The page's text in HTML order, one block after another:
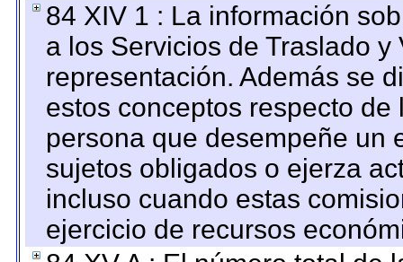
84 XIV 1 : La información
a los Servicios de Traslado
representación. Además se
estos conceptos respecto
persona que desempeñe un
sujetos obligados o ejerza
incluso cuando estas
ejercicio de recursos